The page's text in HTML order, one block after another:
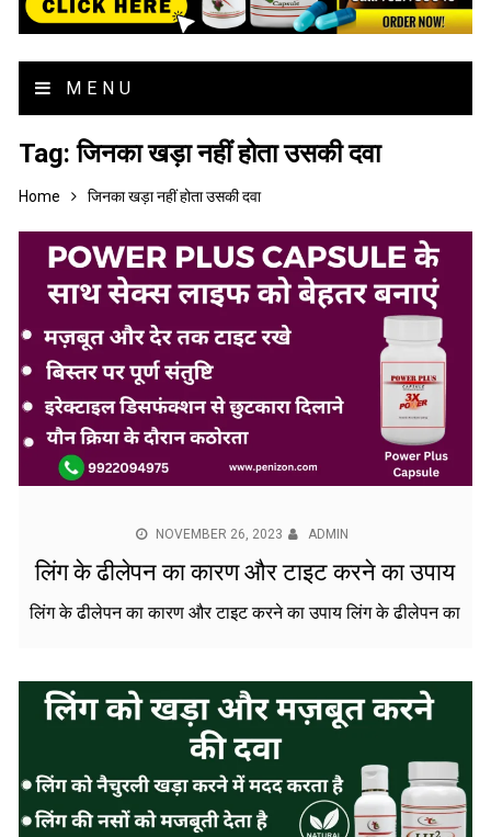
MENU
Tag:जिनका खड़ा नहीं होता उसकी दवा
Home जिनका खड़ा नहीं होता उसकी दवा
NOVEMBER 26, 2023 ADMIN
लिंग के ढीलेपन का कारण और टाइट करने का उपाय
लिंग के ढीलेपन का कारण और टाइट करने का उपाय लिंग के ढीलेपन का